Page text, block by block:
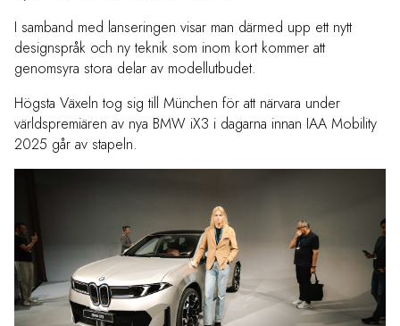
I samband med lanseringen visar man därmed upp ett nytt
designspråk och ny teknik som inom kort kommer att
genomsyra stora delar av modellutbudet.
Högsta Växeln tog sig till München för att närvara under
världspremiären av nya BMW iX3 i dagarna innan IAA Mobility
2025 går av stapeln.